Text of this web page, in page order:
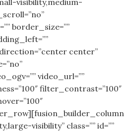
border_size=””
center”
video_url=””
filter_contrast=”100″
visibility” class=”” id=””